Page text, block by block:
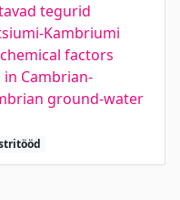
tegurid
Kambriumi
factors
Cambrian-
ground-water